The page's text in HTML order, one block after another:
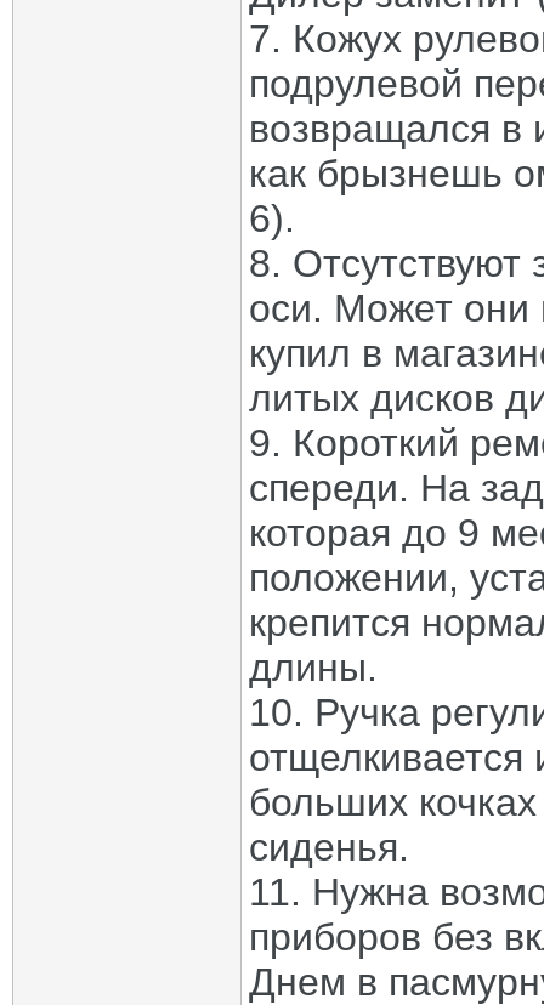
7. Кожух
подрулевой
возвращался в
как брызнешь
6).
8. Отсутствуют
оси. Может они
купил в
литых дисков
9. Короткий
спереди. На
которая до 9
положении,
крепится
длины.
10. Ручка
отщелкивается
больших
сиденья.
11. Нужна
приборов без
Днем в